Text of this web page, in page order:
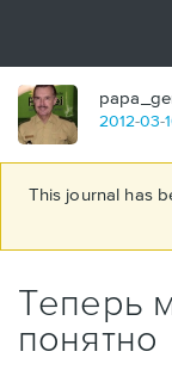
2012-03-
This journal has
Теперь
понятно